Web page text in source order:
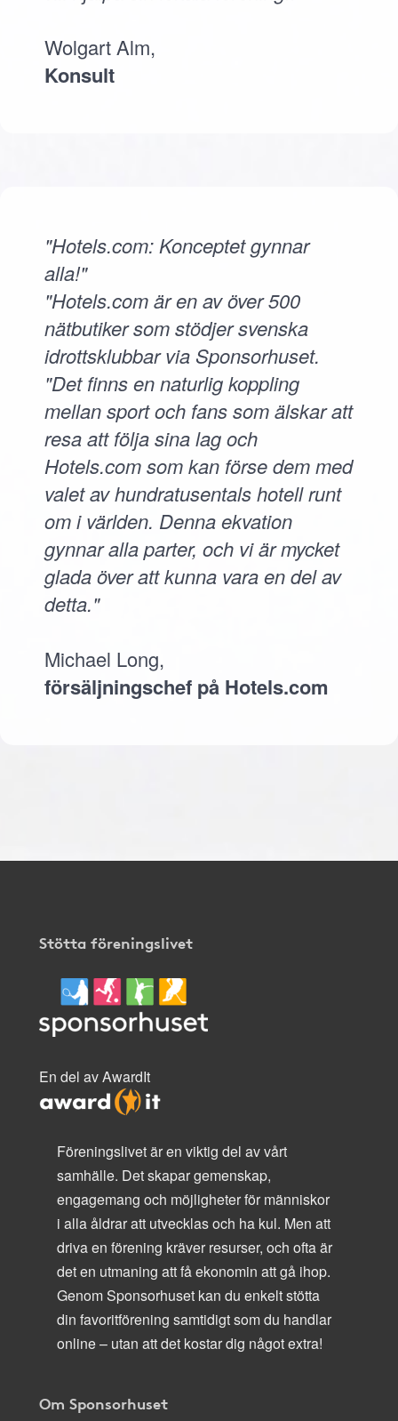
Wolgart Alm,
Konsult
"Hotels.com: Konceptet gynnar
alla!"
"Hotels.com är en av över 500
nätbutiker som stödjer svenska
idrottsklubbar via Sponsorhuset.
"Det finns en naturlig koppling
mellan sport och fans som älskar att
resa att följa sina lag och
Hotels.com som kan förse dem med
valet av hundratusentals hotell runt
om i världen. Denna ekvation
gynnar alla parter, och vi är mycket
glada över att kunna vara en del av
detta."
Michael Long,
försäljningschef på Hotels.com
Stötta föreningslivet
En del av AwardIt
Föreningslivet är en viktig del av vårt
samhälle. Det skapar gemenskap,
engagemang och möjligheter för människor
i alla åldrar att utvecklas och ha kul. Men att
driva en förening kräver resurser, och ofta är
det en utmaning att få ekonomin att gå ihop.
Genom Sponsorhuset kan du enkelt stötta
din favoritförening samtidigt som du handlar
online – utan att det kostar dig något extra!
Om Sponsorhuset